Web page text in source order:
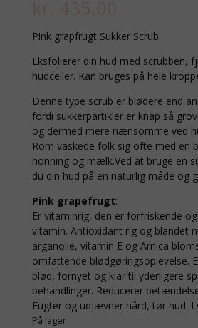
Pink grapfrugt Sukker Scrub
Eksfolierer din hud med scrubben,
hudceller. Kan bruges på hele
Denne type scrub er blødere end
fordi sukkerpartikler er knap så
og dermed mere nænsomme ved
Rom vaskede folk sig ofte med en
honning og mælk.Ved at bruge en
du din hud på en naturlig måde og
Pink grapefrugt:
Er vitaminrig, den er forfriskende
vitamin. Antioxidant rig og blandet
arganolie, vitamin E og Arnica
omfattende blødgøringsoplevelse.
blød, fornyet og klar til yderligere
behandlinger. Reducerer
Fugter og udjævner hård, tør hud.
På lager